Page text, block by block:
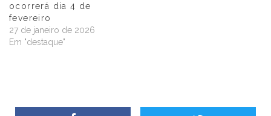
ocorrerá dia 4 de
fevereiro
27 de janeiro de 2026
Em "destaque"